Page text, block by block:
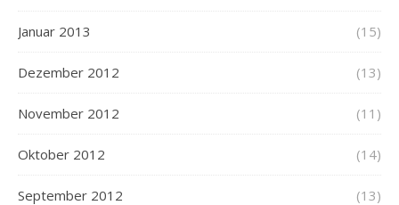
Januar 2013 (15)
Dezember 2012 (13)
November 2012 (11)
Oktober 2012 (14)
September 2012 (13)